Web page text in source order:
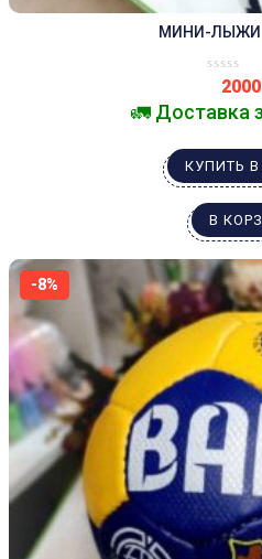
МИНИ-ЛЫЖИ
2000
🚛 Доставка
КУПИТЬ
В
-8%